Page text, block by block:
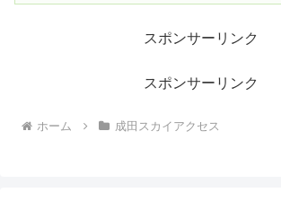
スポンサーリンク
スポンサーリンク
ホーム 成田スカイアクセス